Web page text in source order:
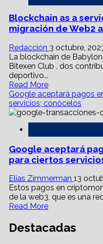
del
periodismo
web3
Blockchain as a
migración de Web2
Redacción 3 octubre,
La blockchain de
Bitexen Club , dos
deportivo...
Read MoreRead
more
about
as
service
(baas)
permitirá
de
Web2
a
Web3</strong>
Google aceptará pagos
servicios; conócelos
Google aceptará
para ciertos
Elías Zimmerman 13
Estos pagos en
de la web3, que es una
Read MoreRead
about
Google
Destacadas